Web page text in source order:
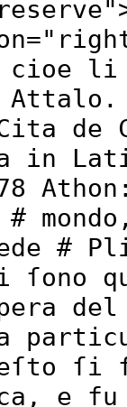
="
li
in
#
ſono
ſi
e fu